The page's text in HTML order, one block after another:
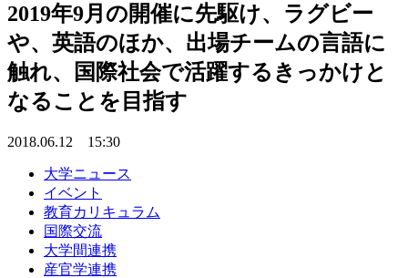
2019年9月の開催に先駆け、ラグビー
や、英語のほか、出場チームの言語に
触れ、国際社会で活躍するきっかけと
なることを目指す
2018.06.12 15:30
大学ニュース
イベント
教育カリキュラム
国際交流
大学間連携
産官学連携